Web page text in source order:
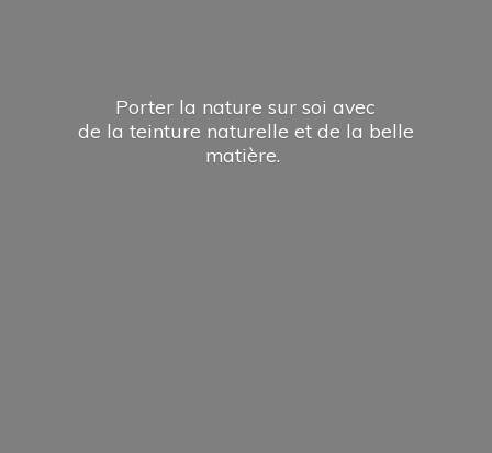
Porter la nature sur soi avec
de la teinture naturelle et de la belle
matière.